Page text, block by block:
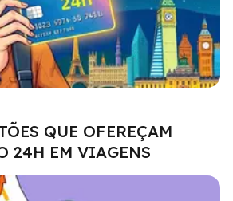
QUE OFEREÇAM
24H EM VIAGENS